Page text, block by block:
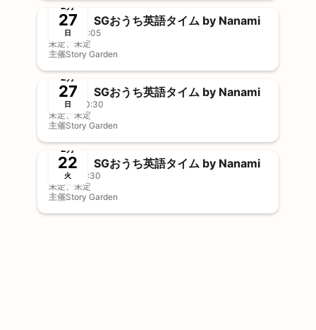
2月
27
日
SGおうち英語タイム by Nanami
10:35 - 11:05
未定、未定
主催Story Garden
終了
2月
27
日
SGおうち英語タイム by Nanami
10:00 - 10:30
未定、未定
主催Story Garden
終了
2月
22
火
SGおうち英語タイム by Nanami
11:00 - 11:30
未定、未定
主催Story Garden